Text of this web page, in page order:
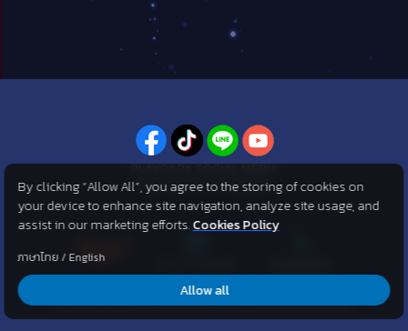
PLAYPARK SOCIAL MEDIA
ไม่พลาดทุกข่าวสารจาก PlayPark
©2007 KOG corporation . All Rights Reserved. ©2012 Asphere
Innovations Public Company Limited. All Rights Reserved.
By clicking “Allow All”, you agree to the storing of cookies on
your device to enhance site navigation, analyze site usage, and
assist in our marketing efforts.Cookies Policy
ภาษาไทย / English
Allow all